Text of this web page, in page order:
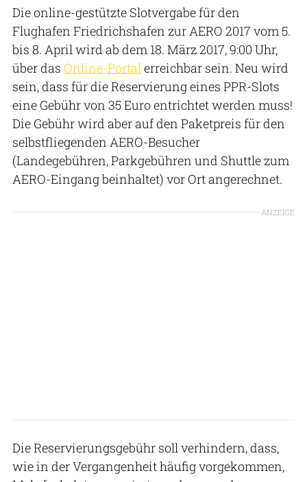
Die online-gestützte Slotvergabe für den
Flughafen Friedrichshafen zur AERO 2017 vom 5.
bis 8. April wird ab dem 18. März 2017, 9:00 Uhr,
über das Online-Portal erreichbar sein. Neu wird
sein, dass für die Reservierung eines PPR-Slots
eine Gebühr von 35 Euro entrichtet werden muss!
Die Gebühr wird aber auf den Paketpreis für den
selbstfliegenden AERO-Besucher
(Landegebühren, Parkgebühren und Shuttle zum
AERO-Eingang beinhaltet) vor Ort angerechnet.
ANZEIGE
Die Reservierungsgebühr soll verhindern, dass,
wie in der Vergangenheit häufig vorgekommen,